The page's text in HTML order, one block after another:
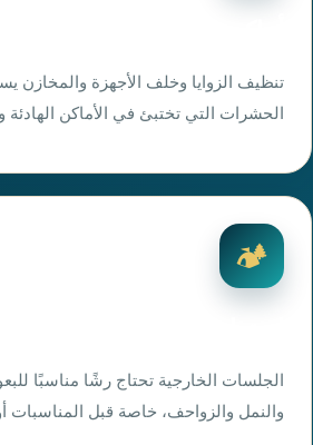
تنظيف الزوايا وخلف الأجهزة والمخازن
الحشرات التي تختبئ في الأماكن الهادئة
🏕️
الجلسات الخارجية تحتاج رشًا مناسبًا
والنمل والزواحف، خاصة قبل المناسبات